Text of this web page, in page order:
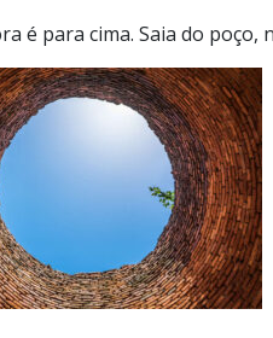
é para cima. Saia do poço,